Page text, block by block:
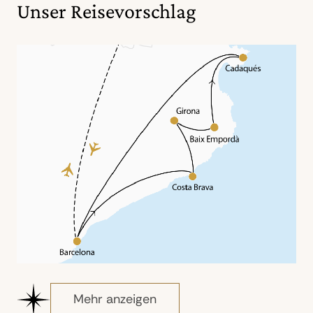
Unser Reisevorschlag
Mehr anzeigen